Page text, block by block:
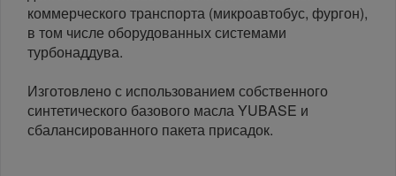
коммерческого транспорта (микроавтобус, фургон),
в том числе оборудованных системами
турбонаддува.
Изготовлено с использованием собственного
синтетического базового масла YUBASE и
сбалансированного пакета присадок.